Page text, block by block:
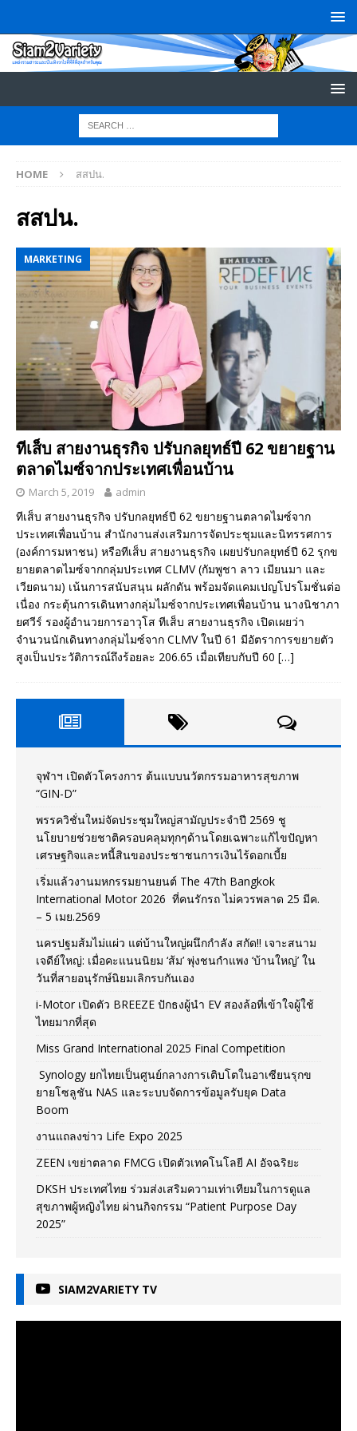
HOME สสปน.
สสปน.
MARKETING
ทีเส็บ สายงานธุรกิจ ปรับกลยุทธ์ปี 62 ขยายฐาน
ตลาดไมซ์จากประเทศเพื่อนบ้าน
March 5, 2019 admin
ทีเส็บ สายงานธุรกิจ ปรับกลยุทธ์ปี 62 ขยายฐานตลาดไมซ์จาก
ประเทศเพื่อนบ้าน สำนักงานส่งเสริมการจัดประชุมและนิทรรศการ
(องค์การมหาชน) หรือทีเส็บ สายงานธุรกิจ เผยปรับกลยุทธ์ปี 62 รุกข
ยายตลาดไมซ์จากกลุ่มประเทศ CLMV (กัมพูชา ลาว เมียนมา และ
เวียดนาม) เน้นการสนับสนุน ผลักดัน พร้อมจัดแคมเปญโปรโมชั่นต่อ
เนื่อง กระตุ้นการเดินทางกลุ่มไมซ์จากประเทศเพื่อนบ้าน นางนิชาภา
ยศวีร์ รองผู้อำนวยการอาวุโส ทีเส็บ สายงานธุรกิจ เปิดเผยว่า
จำนวนนักเดินทางกลุ่มไมซ์จาก CLMV ในปี 61 มีอัตราการขยายตัว
สูงเป็นประวัติการณ์ถึงร้อยละ 206.65 เมื่อเทียบกับปี 60 […]
จุฬาฯ เปิดตัวโครงการ ต้นแบบนวัตกรรมอาหารสุขภาพ
“GIN-D”
พรรควิชั่นใหม่จัดประชุมใหญ่สามัญประจำปี 2569 ชู
นโยบายช่วยชาติครอบคลุมทุกๆด้านโดยเฉพาะแก้ไขปัญหา
เศรษฐกิจและหนี้สินของประชาชนการเงินไร้ดอกเบี้ย
เริ่มแล้วงานมหกรรมยานยนต์ The 47th Bangkok
International Motor 2026 ที่คนรักรถ ไม่ควรพลาด 25 มีค.
– 5 เมย.2569
นครปฐมส้มไม่แผ่ว แต่บ้านใหญ่ผนึกกำลัง สกัด!! เจาะสนาม
เจดีย์ใหญ่: เมื่อคะแนนนิยม ‘ส้ม’ พุ่งชนกำแพง ‘บ้านใหญ่’ ใน
วันที่สายอนุรักษ์นิยมเลิกรบกันเอง
i-Motor เปิดตัว BREEZE ปักธงผู้นำ EV สองล้อที่เข้าใจผู้ใช้
ไทยมากที่สุด
Miss Grand International 2025 Final Competition
Synology ยกไทยเป็นศูนย์กลางการเติบโตในอาเซียนรุกข
ยายโซลูชัน NAS และระบบจัดการข้อมูลรับยุค Data
Boom
งานแถลงข่าว Life Expo 2025
ZEEN เขย่าตลาด FMCG เปิดตัวเทคโนโลยี AI อัจฉริยะ
DKSH ประเทศไทย ร่วมส่งเสริมความเท่าเทียมในการดูแล
สุขภาพผู้หญิงไทย ผ่านกิจกรรม “Patient Purpose Day
2025”
SIAM2VARIETY TV